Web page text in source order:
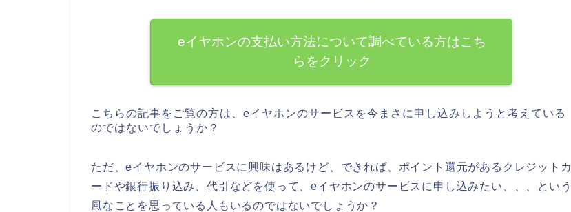
eイヤホンの支払い方法について調べている方はこち
らをクリック
こちらの記事をご覧の方は、eイヤホンのサービスを今まさに申し込みしようと考えている
のではないでしょうか？
ただ、eイヤホンのサービスに興味はあるけど、できれば、ポイント還元があるクレジットカ
ードや銀行振り込み、代引などを使って、eイヤホンのサービスに申し込みたい、、、という
風なことを思っている人もいるのではないでしょうか？